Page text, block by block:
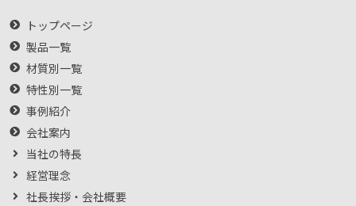
トップページ
製品一覧
材質別一覧
特性別一覧
事例紹介
会社案内
当社の特長
経営理念
社長挨拶・会社概要